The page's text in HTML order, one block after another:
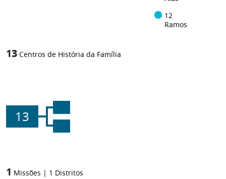
12
Ramos
13 Centros de História da Família
13
1 Missões | 1 Distritos